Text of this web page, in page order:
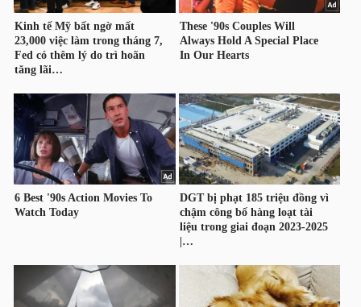
KINH
TẾ
THẾ
GIỚI
ĐÔNG
TÀI